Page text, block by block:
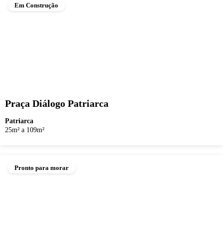
Em Construção
Praça Diálogo Patriarca
Patriarca
25m² a 109m²
Pronto para morar